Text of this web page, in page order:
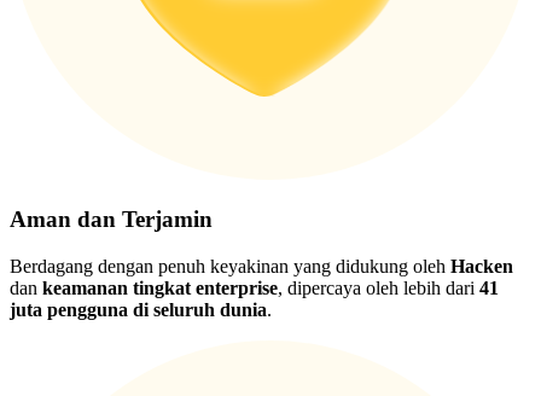
Aman dan Terjamin
Berdagang dengan penuh keyakinan yang didukung oleh Hacken
dan keamanan tingkat enterprise, dipercaya oleh lebih dari 41
juta pengguna di seluruh dunia.